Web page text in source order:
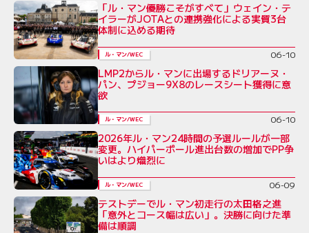
「ル・マン優勝こそがすべて」ウェイン・テ
イラーがJOTAとの連携強化による実質3台
体制に込める期待
ル・マン/WEC 06-10
LMP2からル・マンに出場するドリアーヌ・
パン、プジョー9X8のレースシート獲得に意
欲
ル・マン/WEC 06-10
2026年ル・マン24時間の予選ルールが一部
変更。ハイパーポール進出台数の増加でPP争
いはより熾烈に
ル・マン/WEC 06-09
テストデーでル・マン初走行の太田格之進
「意外とコース幅は広い」。決勝に向けた準
備は順調